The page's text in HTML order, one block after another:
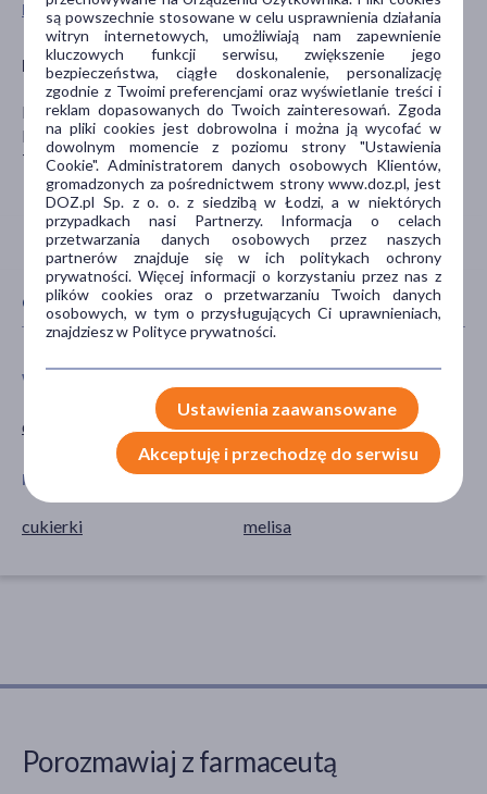
Pokaż wszystkie produkty VERBENA
Producent
I.D.C.HOLDING A.S.
Mesačná 1
Trnava, Słowacja
CECHY PRODUKTU
WIEK
dla dorosłych Środki spożywcze
POSTAĆ
cukierki
GŁÓWNY SKŁADNIK
melisa
Porozmawiaj z farmaceutą
są powszechnie stosowane w celu usprawnienia działania
witryn internetowych, umożliwiają nam zapewnienie
kluczowych funkcji serwisu, zwiększenie jego
bezpieczeństwa, ciągłe doskonalenie, personalizację
zgodnie z Twoimi preferencjami oraz wyświetlanie treści i
reklam dopasowanych do Twoich zainteresowań. Zgoda
na pliki cookies jest dobrowolna i można ją wycofać w
dowolnym momencie z poziomu strony "Ustawienia
Cookie". Administratorem danych osobowych Klientów,
gromadzonych za pośrednictwem strony www.doz.pl, jest
DOZ.pl Sp. z o. o. z siedzibą w Łodzi, a w niektórych
przypadkach nasi Partnerzy. Informacja o celach
przetwarzania danych osobowych przez naszych
partnerów znajduje się w ich politykach ochrony
prywatności. Więcej informacji o korzystaniu przez nas z
plików cookies oraz o przetwarzaniu Twoich danych
osobowych, w tym o przysługujących Ci uprawnieniach,
znajdziesz w Polityce prywatności.
Ustawienia zaawansowane
Akceptuję i przechodzę do serwisu